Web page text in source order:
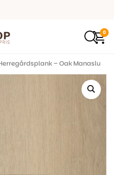
0
– Oak Manaslu